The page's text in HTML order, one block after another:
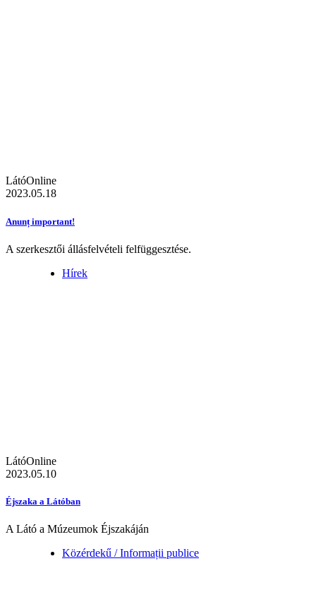
LátóOnline
2023.05.18
Anunț important!
A szerkesztői állásfelvételi felfüggesztése.
Hírek
LátóOnline
2023.05.10
Éjszaka a Látóban
A Látó a Múzeumok Éjszakáján
Közérdekű / Informații publice